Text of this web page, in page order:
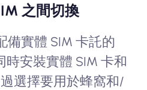
之間切換
備實體 SIM 卡託的
時安裝實體 SIM 卡和
選擇要用於蜂窩和/